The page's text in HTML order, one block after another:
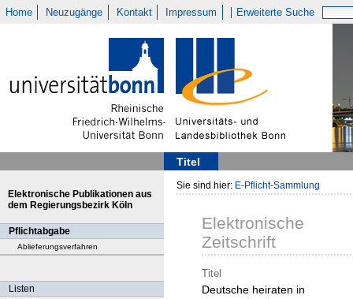
Home Neuzugänge Kontakt Impressum Erweiterte Suche
Titel
Elektronische Publikationen aus
dem Regierungsbezirk Köln
Pflichtabgabe
Ablieferungsverfahren
Listen
Sie sind hier: E-Pflicht-Sammlung
Elektronische
Zeitschrift
Titel
Deutsche heiraten in